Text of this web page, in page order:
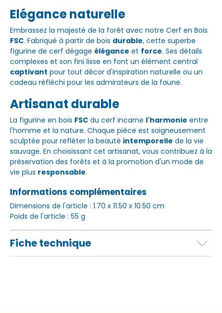
Elégance naturelle
Embrassez la majesté de la forêt avec notre Cerf en Bois
FSC. Fabriqué à partir de bois durable, cette superbe
figurine de cerf dégage élégance et force. Ses détails
complexes et son fini lisse en font un élément central
captivant pour tout décor d'inspiration naturelle ou un
cadeau réfléchi pour les admirateurs de la faune.
Artisanat durable
La figurine en bois FSC du cerf incarne l'harmonie entre
l'homme et la nature. Chaque pièce est soigneusement
sculptée pour refléter la beauté intemporelle de la vie
sauvage. En choisissant cet artisanat, vous contribuez à la
préservation des forêts et à la promotion d'un mode de
vie plus responsable.
Informations complémentaires
Dimensions de l'article : 1.70 x 11.50 x 10.50 cm
Poids de l'article : 55 g
Fiche technique